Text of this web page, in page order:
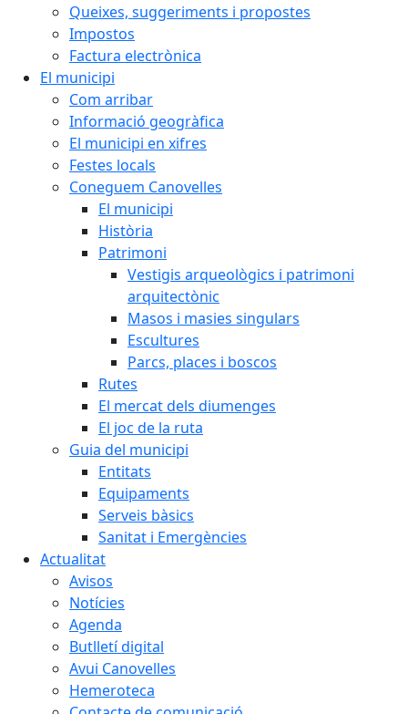
Queixes, suggeriments i propostes
Impostos
Factura electrònica
El municipi
Com arribar
Informació geogràfica
El municipi en xifres
Festes locals
Coneguem Canovelles
El municipi
Història
Patrimoni
Vestigis arqueològics i patrimoni
arquitectònic
Masos i masies singulars
Escultures
Parcs, places i boscos
Rutes
El mercat dels diumenges
El joc de la ruta
Guia del municipi
Entitats
Equipaments
Serveis bàsics
Sanitat i Emergències
Actualitat
Avisos
Notícies
Agenda
Butlletí digital
Avui Canovelles
Hemeroteca